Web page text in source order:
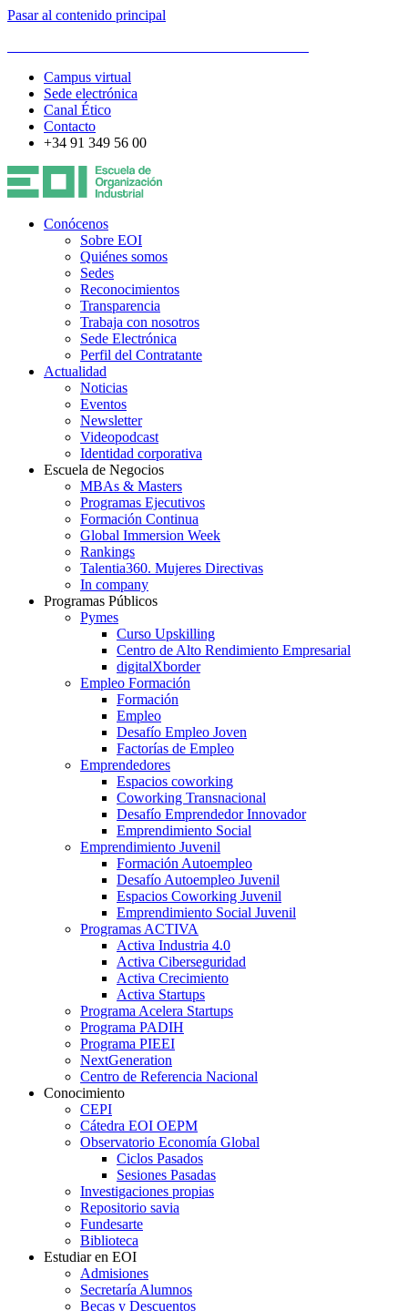
Pasar al contenido principal
Campus virtual
Sede electrónica
Canal Ético
Contacto
+34 91 349 56 00
Conócenos
Sobre EOI
Quiénes somos
Sedes
Reconocimientos
Transparencia
Trabaja con nosotros
Sede Electrónica
Perfil del Contratante
Actualidad
Noticias
Eventos
Newsletter
Videopodcast
Identidad corporativa
Escuela de Negocios
MBAs & Masters
Programas Ejecutivos
Formación Continua
Global Immersion Week
Rankings
Talentia360. Mujeres Directivas
In company
Programas Públicos
Pymes
Curso Upskilling
Centro de Alto Rendimiento Empresarial
digitalXborder
Empleo Formación
Formación
Empleo
Desafío Empleo Joven
Factorías de Empleo
Emprendedores
Espacios coworking
Coworking Transnacional
Desafío Emprendedor Innovador
Emprendimiento Social
Emprendimiento Juvenil
Formación Autoempleo
Desafío Autoempleo Juvenil
Espacios Coworking Juvenil
Emprendimiento Social Juvenil
Programas ACTIVA
Activa Industria 4.0
Activa Ciberseguridad
Activa Crecimiento
Activa Startups
Programa Acelera Startups
Programa PADIH
Programa PIEEI
NextGeneration
Centro de Referencia Nacional
Conocimiento
CEPI
Cátedra EOI OEPM
Observatorio Economía Global
Ciclos Pasados
Sesiones Pasadas
Investigaciones propias
Repositorio savia
Fundesarte
Biblioteca
Estudiar en EOI
Admisiones
Secretaría Alumnos
Becas y Descuentos